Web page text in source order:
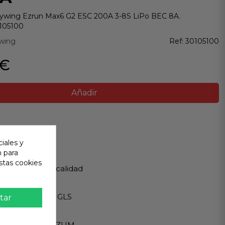
Ezrun Max6 G2 ESC 200A 3-8S LiPo BEC 8A.
Ref: 30105100
Añadir
de Máxima calidad
GLS
y
para
cookies